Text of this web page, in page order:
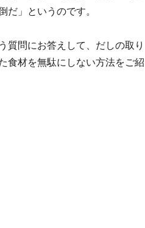
だ」というのです。
質問にお答えして、だしの取り
食材を無駄にしない方法をご紹